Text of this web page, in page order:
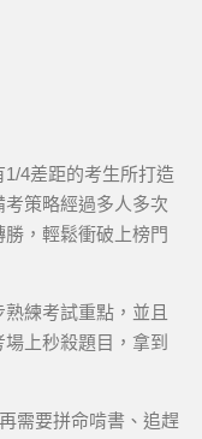
4差距的考生所打造
策略經過多人多次
，輕鬆衝破上榜門
練考試重點，並且
上秒殺題目，拿到
需要拼命啃書、追趕